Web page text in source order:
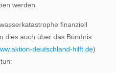
werden.
finanziell
dies auch über das Bündnis
deutschland-hilft.de)
tun: